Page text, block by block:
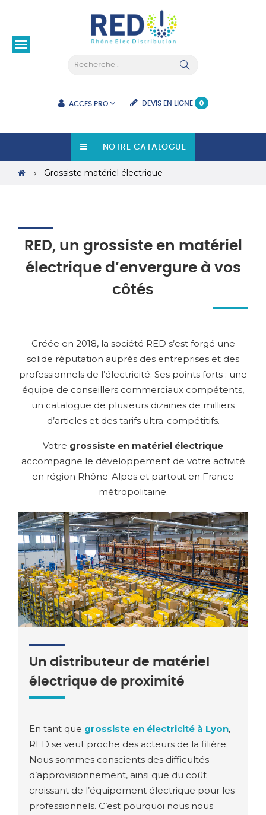
ACCES PRO DEVIS EN LIGNE 0
NOTRE CATALOGUE
Basculer
la
navigation
☰
Grossiste matériel électrique
RED, un grossiste en matériel
électrique d’envergure à vos
côtés
Créée en 2018, la société RED s’est forgé une
solide réputation auprès des entreprises et des
professionnels de l’électricité. Ses points forts : une
équipe de conseillers commerciaux compétents,
un catalogue de plusieurs dizaines de milliers
d’articles et des tarifs ultra-compétitifs.
Votre grossiste en matériel électrique
accompagne le développement de votre activité
en région Rhône-Alpes et partout en France
métropolitaine.
Un distributeur de matériel
électrique de proximité
En tant que grossiste en électricité à Lyon,
RED se veut proche des acteurs de la filière.
Nous sommes conscients des difficultés
d’approvisionnement, ainsi que du coût
croissant de l’équipement électrique pour les
professionnels. C’est pourquoi nous nous